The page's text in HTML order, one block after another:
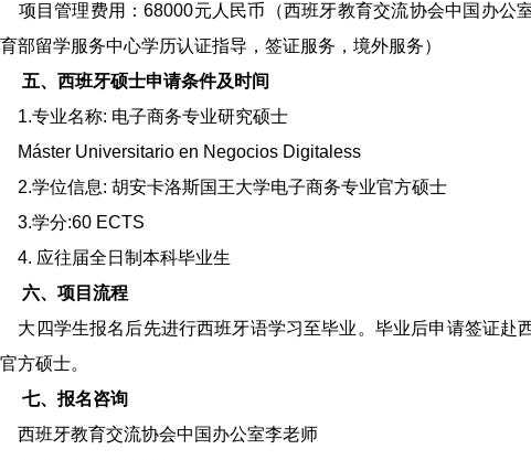
目管理费用：68000元人民币（西班牙教育交流协会中国办公室
部留学服务中心学历认证指导，签证服务，境外服务）
五、西班牙硕士申请条件及时间
专业名称: 电子商务专业研究硕士
Universitario en Negocios Digitaless
学位信息: 胡安卡洛斯国王大学电子商务专业官方硕士
学分:60 ECTS
应往届全日制本科毕业生
六、项目流程
四学生报名后先进行西班牙语学习至毕业。毕业后申请签证赴
方硕士。
七、报名咨询
班牙教育交流协会中国办公室李老师